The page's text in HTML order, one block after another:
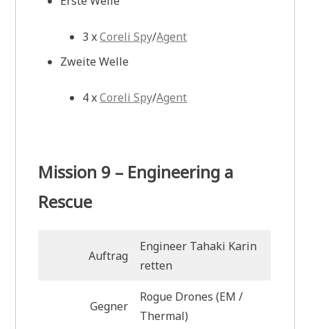
3 xCoreli Spy/Agent
Zweite Welle
4 xCoreli Spy/Agent
Mission 9 – Engineering a
Rescue
Auftrag
Engineer Tahaki Karin
retten
Gegner
Rogue Drones (EM /
Thermal)